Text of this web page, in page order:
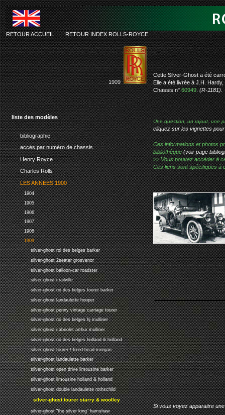
liste des modèles
bibliographie
accès par numéro de chassis
Henry Royce
Charles Rolls
LES ANNEES 1900
1904
1905
1906
1907
1908
1909
silver-ghost roi des belges barker
silver-ghost 2seater grosvenor
silver-ghost balloon-car roadster
silver-ghost crailville
silver-ghost roi des belges tourer barker
silver-ghost landaulette hooper
silver-ghost penny vintage carriage tourer
silver-ghost roi des belges hj mulliner
silver-ghost cabriolet arthur mulliner
silver-ghost roi des belges holland & holland
silver-ghost tourer / fixed-head morgan
silver-ghost landaulette barker
silver-ghost open drive limousine barker
silver-ghost limousine holland & holland
silver-ghost double landaulette rothschild
silver-ghost tourer starry & woolley
silver-ghost "the silver king" hamshaw
rolls-
RETOUR ACCUEIL-RETOUR INDEX ROLLS-ROYCE
1909
Cette Silver-Ghost a été
Elle a été livrée à J.H.
Chassis n°60949.(R-1181).
Une question, un rajout, une
cliquez sur les vignettes
Ces informations et photos
bibliothèque(voir page
>> Vous pouvez accéder à
Ces liens sont spécifiques à
Si vous voyez apparaitre